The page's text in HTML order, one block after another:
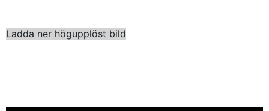
Ladda ner högupplöst bild